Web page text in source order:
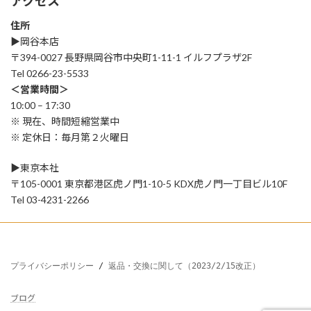
住所
▶︎岡谷本店
〒394-0027 長野県岡谷市中央町1-11-1 イルフプラザ2F
Tel 0266-23-5533
＜営業時間＞
10:00 – 17:30
※ 現在、時間短縮営業中
※ 定休日：毎月第２火曜日
▶︎東京本社
〒105-0001 東京都港区虎ノ門1-10-5 KDX虎ノ門一丁目ビル10F
Tel 03-4231-2266
プライバシーポリシー / 返品・交換に関して（2023/2/15改正）
ブログ